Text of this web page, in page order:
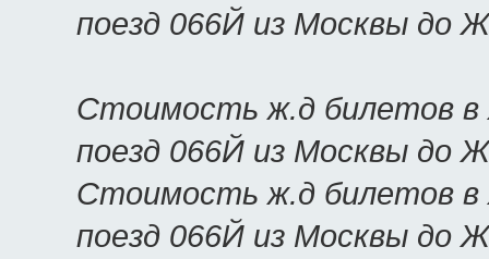
поезд 066Й из Москвы до
Стоимость ж.д билетов в
поезд 066Й из Москвы до
Стоимость ж.д билетов в
поезд 066Й из Москвы до